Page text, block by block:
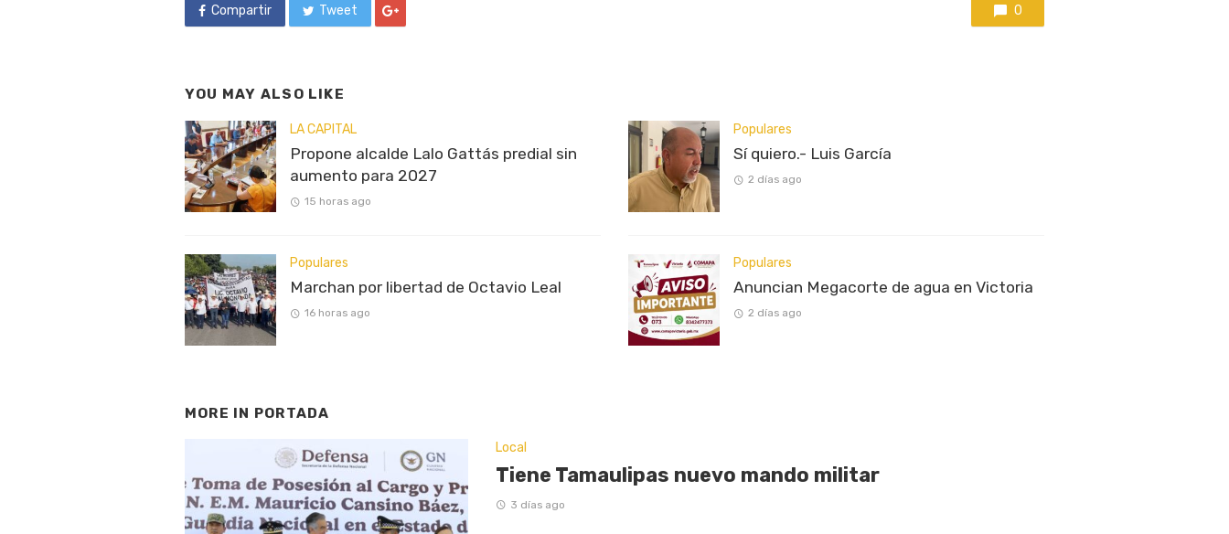
Compartir Tweet 0
YOU MAY ALSO LIKE
LA CAPITAL
Propone alcalde Lalo Gattás predial sin
aumento para 2027
15 horas ago
Populares
Marchan por libertad de Octavio Leal
16 horas ago
Populares
Sí quiero.- Luis García
2 días ago
Populares
Anuncian Megacorte de agua en Victoria
2 días ago
MORE IN PORTADA
Local
Tiene Tamaulipas nuevo mando militar
3 días ago